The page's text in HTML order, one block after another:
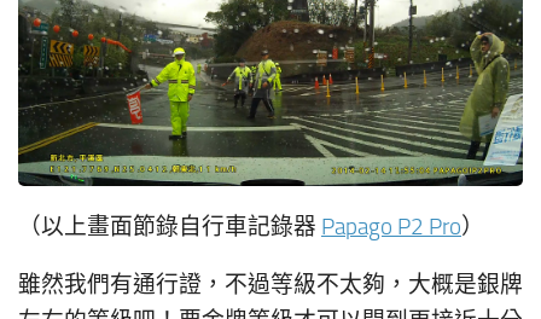
（以上畫面節錄自行車記錄器 Papago P2 Pro）
雖然我們有通行證，不過等級不太夠，大概是銀牌